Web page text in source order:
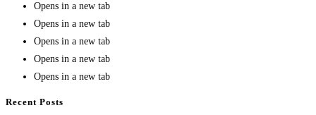
Opens in a new tab
Opens in a new tab
Opens in a new tab
Opens in a new tab
Opens in a new tab
Recent Posts